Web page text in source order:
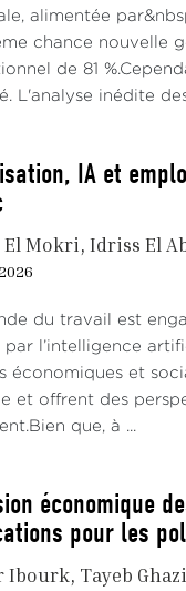
alimentée
chance nouvelle
de 81
L'analyse inédite
IA et
Mokri Idriss El
du travail est
par l’intelligence
économiques et
et offrent des
que, à ...
économique
pour les
Ibourk Tayeb Ghazi